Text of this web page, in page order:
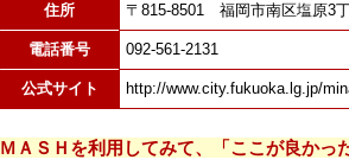
住所 〒815-8501 福岡市南区塩原3
電話番号 092-561-2131
公式サイト http://www.city.fukuoka.lg.jp/
ＭＡＳＨを利用してみて、「ここが良かっ